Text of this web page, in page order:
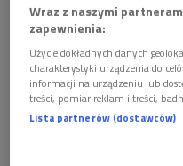
Wraz z naszymi
zapewnienia:
Użycie dokładnych danych
charakterystyki urządzenia do
informacji na urządzeniu lub
treści, pomiar reklam i treści,
Lista partnerów (dostawców)